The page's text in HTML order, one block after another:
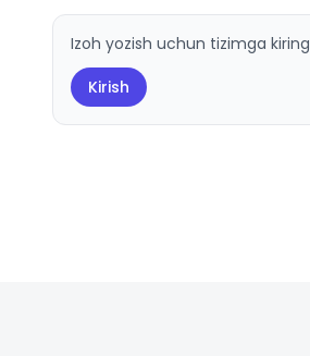
Izoh yozish uchun tizimga
Kirish